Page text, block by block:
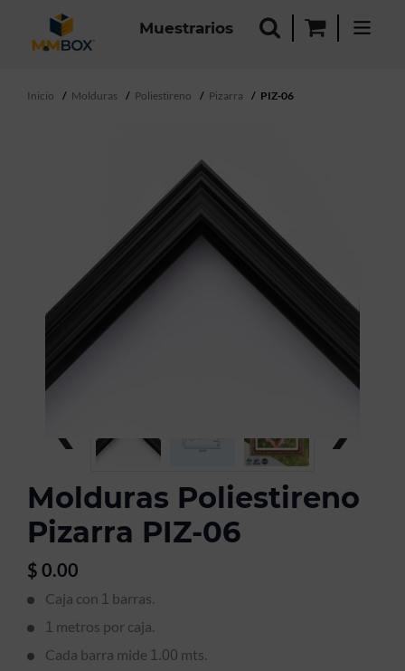
Muestrarios
Inicio Molduras Poliestireno Pizarra PIZ-06
‹ ›
Molduras Poliestireno
Pizarra PIZ-06
$ 0.00
Caja con 1 barras.
1 metros por caja.
Cada barra mide 1.00 mts.